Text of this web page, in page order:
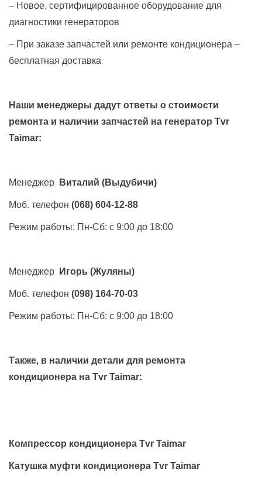
– Новое, сертифицированное оборудование для
диагностики генераторов
– При заказе запчастей или ремонте кондиционера –
бесплатная доставка
Наши менеджеры дадут ответы о стоимости
ремонта и наличии запчастей на генератор Tvr
Taimar:
Менеджер Виталий (Выдубичи)
Моб. телефон (068) 604-12-88
Режим работы: Пн-Сб: с 9:00 до 18:00
Менеджер Игорь (Жуляны)
Моб. телефон (098) 164-70-03
Режим работы: Пн-Сб: с 9:00 до 18:00
Также, в наличии детали для ремонта
кондиционера на Tvr Taimar:
Компрессор кондиционера Tvr Taimar
Катушка муфти кондиционера Tvr Taimar